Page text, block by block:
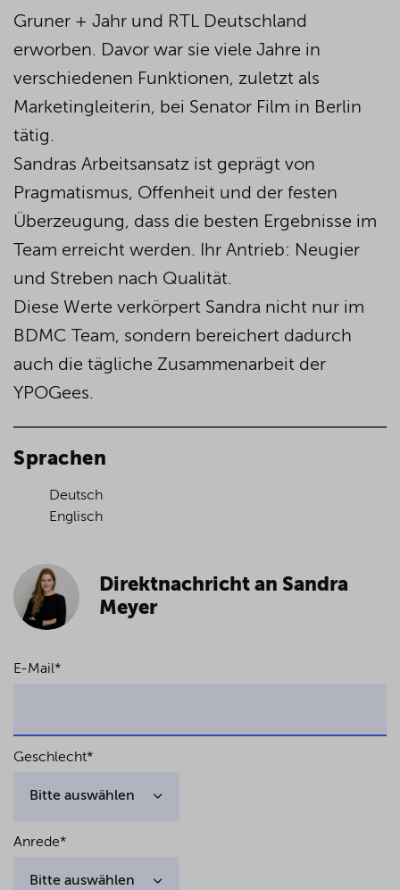
Gruner + Jahr und RTL Deutschland
erworben. Davor war sie viele Jahre in
verschiedenen Funktionen, zuletzt als
Marketingleiterin, bei Senator Film in Berlin
tätig.
Sandras Arbeitsansatz ist geprägt von
Pragmatismus, Offenheit und der festen
Überzeugung, dass die besten Ergebnisse im
Team erreicht werden. Ihr Antrieb: Neugier
und Streben nach Qualität.
Diese Werte verkörpert Sandra nicht nur im
BDMC Team, sondern bereichert dadurch
auch die tägliche Zusammenarbeit der
YPOGees.
Sprachen
Deutsch
Englisch
Direktnachricht an Sandra
Meyer
E-Mail*
Geschlecht*
Anrede*